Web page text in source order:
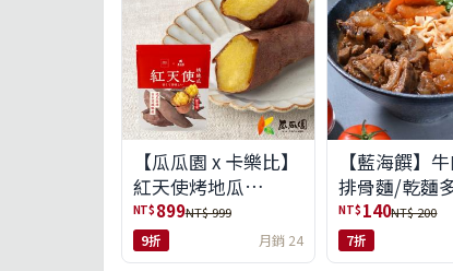
【瓜瓜園 x 卡樂比】
紅天使烤地瓜
350g*10包(免運組)
NT$ 899NT$ 999
9折 月銷 24
【藍海饌】
排骨麵/乾麵
任選
NT$ 140NT$ 200
7折